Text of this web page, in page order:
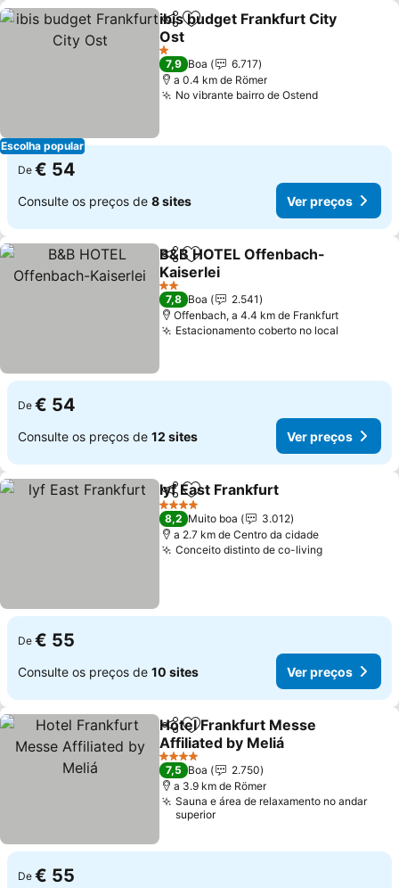
Escolha popular
PartilharAdicionar aos favoritos
ibis budget Frankfurt City
Ost
Ver preços
1 Estrelas
7,9 Boa
6.717
a 0.4 km de Römer
No vibrante bairro de OstendVer preços
De € 54
Consulte os preços de 8 sites Ver preços
PartilharAdicionar aos favoritos
B&B HOTEL Offenbach-
Kaiserlei
Ver preços
2 Estrelas
7,8 Boa
2.541
Offenbach, a 4.4 km de Frankfurt
Estacionamento coberto no local
De € 54
Consulte os preços de 12 sites Ver preços
PartilharAdicionar aos favoritos
lyf East Frankfurt
4 Estrelas
8,2 Muito boa
3.012
a 2.7 km de Centro da cidade
Conceito distinto de co-livingVer preços
De € 55
Consulte os preços de 10 sites Ver preços
PartilharAdicionar aos favoritos
Hotel Frankfurt Messe
Affiliated by Meliá
Ver preços
4 Estrelas
7,5 Boa
2.750
a 3.9 km de Römer
Sauna e área de relaxamento no andar
superior
De € 55